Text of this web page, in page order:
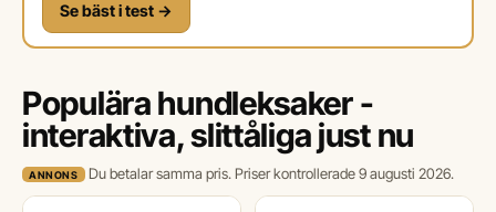
Se bäst i test →
Populära hundleksaker -
interaktiva, slittåliga just nu
ANNONS Du betalar samma pris. Priser kontrollerade 9 augusti 2026.